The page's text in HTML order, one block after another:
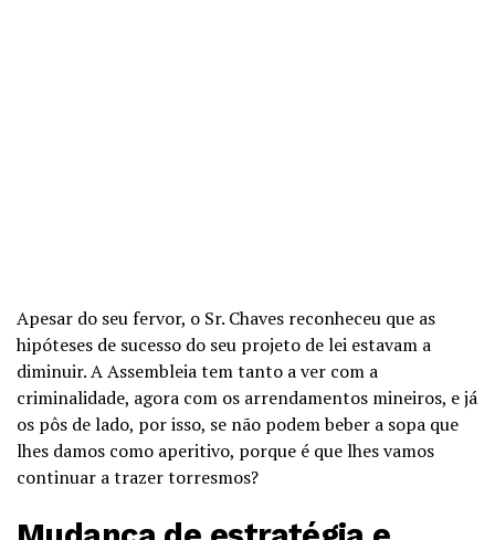
Apesar do seu fervor, o Sr. Chaves reconheceu que as
hipóteses de sucesso do seu projeto de lei estavam a
diminuir. A Assembleia tem tanto a ver com a
criminalidade, agora com os arrendamentos mineiros, e já
os pôs de lado, por isso, se não podem beber a sopa que
lhes damos como aperitivo, porque é que lhes vamos
continuar a trazer torresmos?